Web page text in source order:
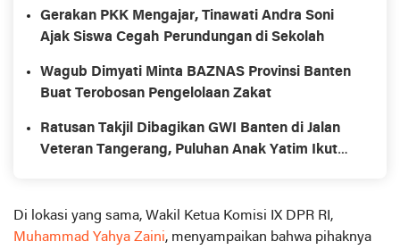
Gerakan PKK Mengajar, Tinawati Andra Soni
Ajak Siswa Cegah Perundungan di Sekolah
Wagub Dimyati Minta BAZNAS Provinsi Banten
Buat Terobosan Pengelolaan Zakat
Ratusan Takjil Dibagikan GWI Banten di Jalan
Veteran Tangerang, Puluhan Anak Yatim Ikut
Di lokasi yang sama, Wakil Ketua Komisi IX DPR RI,
Muhammad Yahya Zaini, menyampaikan bahwa pihaknya